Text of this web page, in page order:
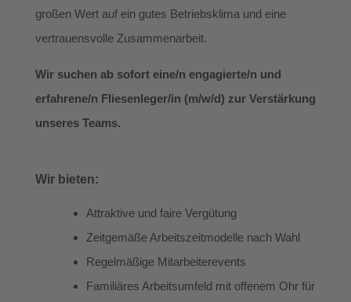
großen Wert auf ein gutes Betriebsklima und eine
vertrauensvolle Zusammenarbeit.
Wir suchen ab sofort eine/n engagierte/n und
erfahrene/n Fliesenleger/in (m/w/d) zur Verstärkung
unseres Teams.
Wir bieten:
Attraktive und faire Vergütung
Zeitgemäße Arbeitszeitmodelle nach Wahl
Regelmäßige Mitarbeiterevents
Familiäres Arbeitsumfeld mit offenem Ohr für